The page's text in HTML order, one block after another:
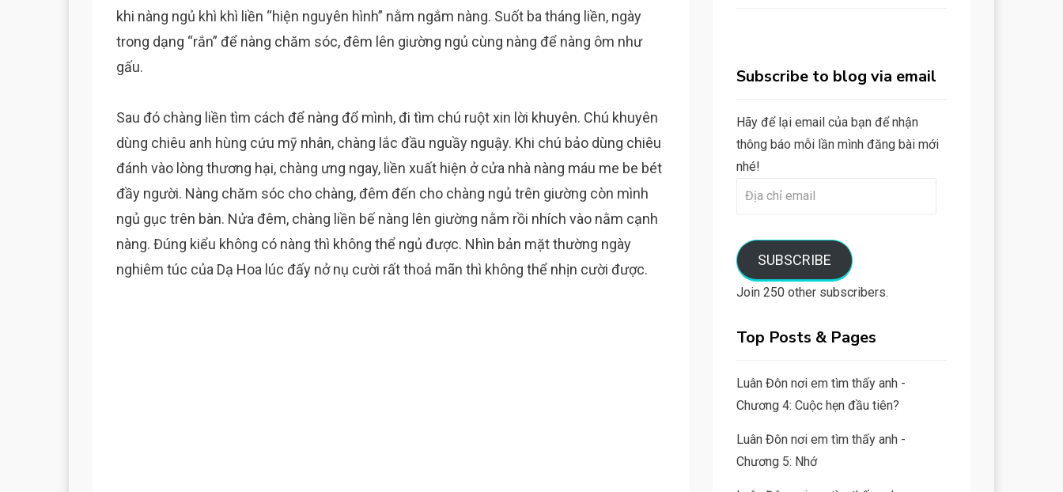
khi nàng ngủ khì khì liền “hiện nguyên hình” nằm ngắm nàng. Suốt ba tháng liền, ngày
trong dạng “rắn” để nàng chăm sóc, đêm lên giường ngủ cùng nàng để nàng ôm như
gấu.
Sau đó chàng liền tìm cách để nàng đổ mình, đi tìm chú ruột xin lời khuyên. Chú khuyên
dùng chiêu anh hùng cứu mỹ nhân, chàng lắc đầu nguầy nguậy. Khi chú bảo dùng chiêu
đánh vào lòng thương hại, chàng ưng ngay, liền xuất hiện ở cửa nhà nàng máu me be bét
đầy người. Nàng chăm sóc cho chàng, đêm đến cho chàng ngủ trên giường còn mình
ngủ gục trên bàn. Nửa đêm, chàng liền bế nàng lên giường nằm rồi nhích vào nằm cạnh
nàng. Đúng kiểu không có nàng thì không thể ngủ được. Nhìn bản mặt thường ngày
nghiêm túc của Dạ Hoa lúc đấy nở nụ cười rất thoả mãn thì không thể nhịn cười được.
Subscribe to blog via email
Hãy để lại email của bạn để nhận
thông báo mỗi lần mình đăng bài mới
nhé!
Địa
SUBSCRIBE
Join 250 other subscribers.
Top Posts & Pages
Luân Đôn nơi em tìm thấy anh -
Chương 4: Cuộc hẹn đầu tiên?
Luân Đôn nơi em tìm thấy anh -
Chương 5: Nhớ